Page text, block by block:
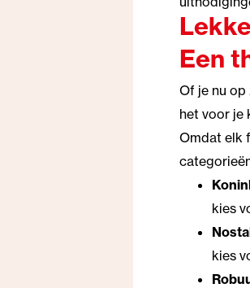
Een
Of je nu
het voor je
Omdat elk
kies
kies